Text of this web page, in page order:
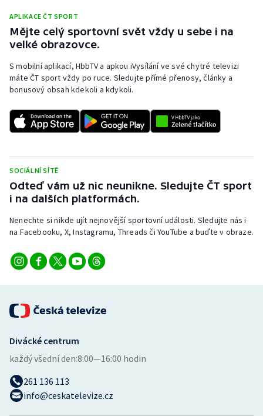
Ragby
Rychlobruslení
Rychlostní kanoistika
Sportovní střelba
Stolní tenis
Triatlon
Veslování
Volejbal
APLIKACE ČT SPORT
Mějte celý sportovní svět vždy u sebe i na
velké obrazovce.
S mobilní aplikací, HbbTV a apkou iVysílání ve své chytré televizi
máte ČT sport vždy po ruce. Sledujte přímé přenosy, články a
bonusový obsah kdekoli a kdykoli.
SOCIÁLNÍ SÍTĚ
Odteď vám už nic neunikne. Sledujte ČT sport
i na dalších platformách.
Nenechte si nikde ujít nejnovější sportovní události. Sledujte nás i
na Facebooku, X, Instagramu, Threads či YouTube a buďte v obraze.
Divácké centrum
každý všední den:8:00—16:00 hodin
261 136 113
info@ceskatelevize.cz